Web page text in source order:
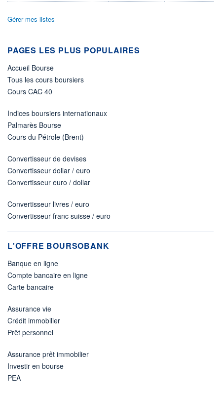
ÉLIGIBILITÉ
Non éligible
+ PORTEFEUILLE
Gérer mes listes
PAGES LES PLUS POPULAIRES
Accueil Bourse
Tous les cours boursiers
Cours CAC 40
Indices boursiers internationaux
Palmarès Bourse
Cours du Pétrole (Brent)
Convertisseur de devises
Convertisseur dollar / euro
Convertisseur euro / dollar
Convertisseur livres / euro
Convertisseur franc suisse / euro
L'OFFRE BOURSOBANK
Banque en ligne
Compte bancaire en ligne
Carte bancaire
Assurance vie
Crédit immobilier
Prêt personnel
Assurance prêt immobilier
Investir en bourse
PEA